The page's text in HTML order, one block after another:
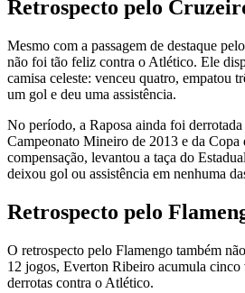
Retrospecto pelo
Mesmo com a passagem de destaque
não foi tão feliz contra o Atlético. Ele
camisa celeste: venceu quatro, empatou
um gol e deu uma assistência.
No período, a Raposa ainda foi
Campeonato Mineiro de 2013 e da
compensação, levantou a taça do
deixou gol ou assistência em nenhuma
Retrospecto pelo
O retrospecto pelo Flamengo também
12 jogos, Everton Ribeiro acumula cinco
derrotas contra o Atlético.